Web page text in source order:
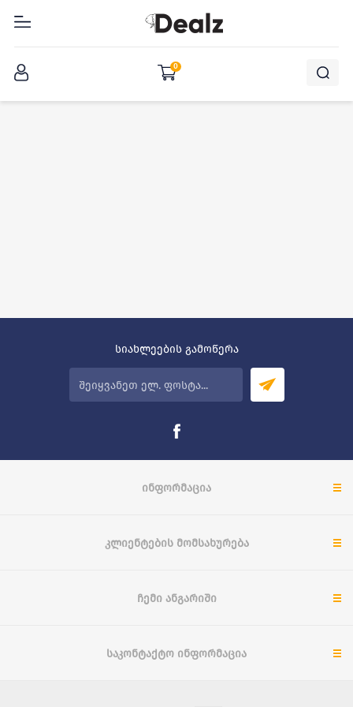
0
სიახლეების გამოწერა
ᲘᲜᲤᲝᲠᲛᲐᲪᲘᲐ
ᲙᲚᲘᲔᲜᲢᲔᲑᲘᲡ ᲛᲝᲛᲡᲐᲮᲣᲠᲔᲑᲐ
ᲩᲔᲛᲘ ᲐᲜᲒᲐᲠᲘᲨᲘ
ᲡᲐᲙᲝᲜᲢᲐᲥᲢᲝ ᲘᲜᲤᲝᲠᲛᲐᲪᲘᲐ